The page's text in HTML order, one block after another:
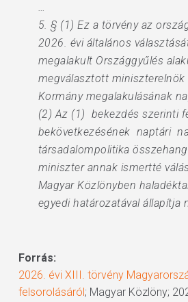
…
5. § (1) Ez a törvény az
2026. évi általános
megalakult Országgyűlés
megválasztott miniszterelnök
Kormány megalakulásának
(2) Az (1) bekezdés szerinti
bekövetkezésének naptári
társadalompolitika
miniszter annak ismertté
Magyar Közlönyben
egyedi határozatával állapítja
Forrás:
2026. évi XIII. törvény
felsorolásáról; Magyar Közlöny;